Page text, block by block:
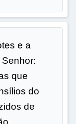
e a
que
do
de